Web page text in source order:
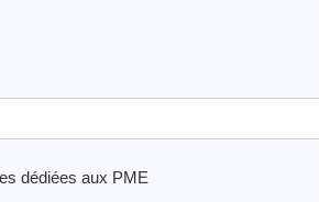
dédiées aux PME